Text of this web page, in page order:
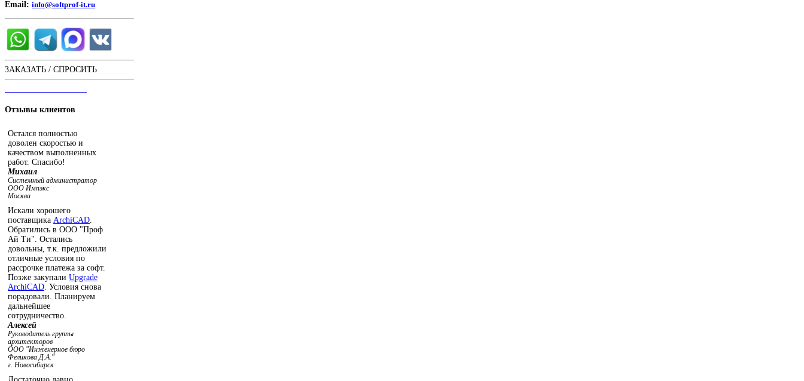
Email: info@softprof-it.ru
ЗАКАЗАТЬ / СПРОСИТЬ
Отзывы клиентов
Остался полностью
доволен скоростью и
качеством выполненных
работ. Спасибо!
Михаил
Системный администратор
ООО Импэкс
Москва
Искали хорошего
поставщика ArchiCAD
Обратились в ООО "Проф
Ай Ти". Остались
довольны, т.к. предложили
отличные условия по
рассрочке платежа за софт.
Позже закупали Upgrade
ArchiCAD . Условия снова
порадовали. Планируем
дальнейшее
сотрудничество.
Алексей
Руководитель группы
архитекторов
ООО "Инженерное бюро
Феликова Д.А."
г. Новосибирск